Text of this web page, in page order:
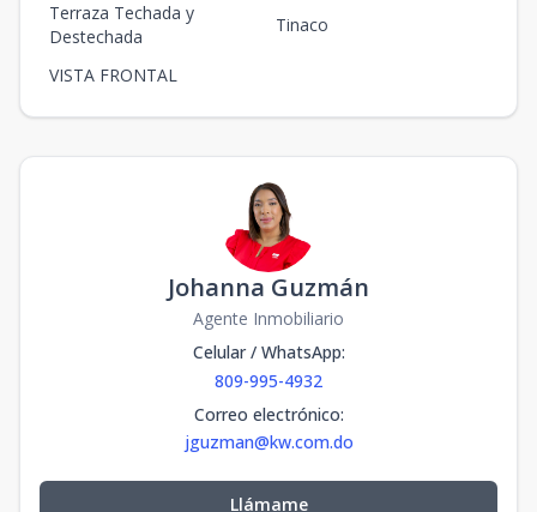
Terraza Techada y
Destechada
Tinaco
VISTA FRONTAL
Johanna Guzmán
Agente Inmobiliario
Celular / WhatsApp:
809-995-4932
Correo electrónico:
jguzman@kw.com.do
Llámame